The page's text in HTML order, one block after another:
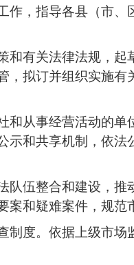
，指导各县（市
和有关法律法规，
拟订并组织实施
从事经营活动的单
和共享机制，依法
队伍整合和建设，
和疑难案件，规范
制度。依据上级市